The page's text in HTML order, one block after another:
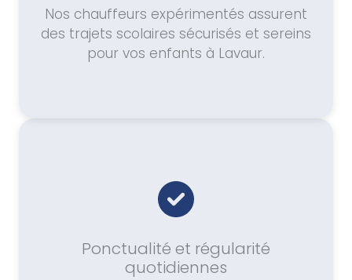
Nos chauffeurs expérimentés assurent
des trajets scolaires sécurisés et sereins
pour vos enfants à Lavaur.
Ponctualité et régularité
quotidiennes